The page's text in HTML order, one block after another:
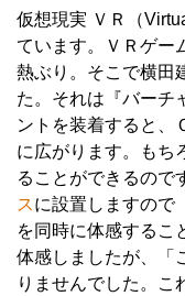
仮想現実 ＶＲ（
ています。ＶＲゲー
熱ぶり。そこで横田
た。それは『バー
ントを装着すると、
に広がります。もち
ることができるので
スに設置しますので
を同時に体感するこ
体感しましたが、「
りませんでした。こ